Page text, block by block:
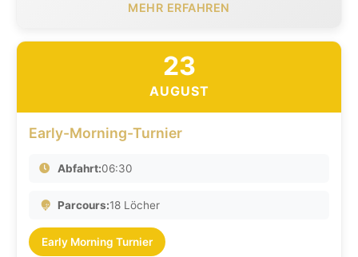
MEHR ERFAHREN
23
AUGUST
Early-Morning-Turnier
Abfahrt:06:30
Parcours:18 Löcher
Early Morning Turnier